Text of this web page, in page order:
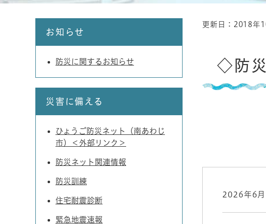
本
更新日：2018年
◇防
2026年6
お知らせ
防災に関するお知らせ
災害に備える
ひょうご防災ネット（南あわじ
市）＜外部リンク＞
防災ネット関連情報
防災訓練
住宅耐震診断
緊急地震速報